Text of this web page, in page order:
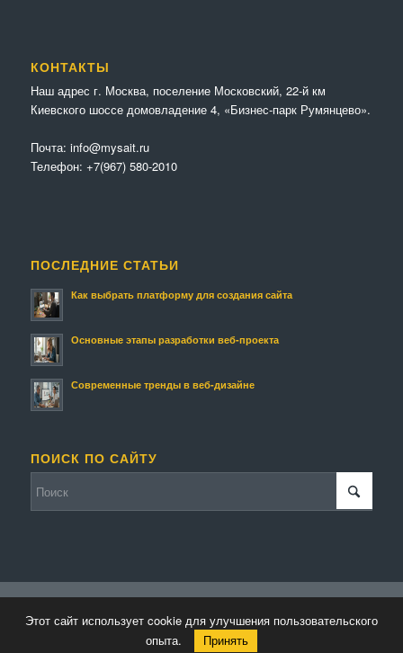
КОНТАКТЫ
Наш адрес г. Москва, поселение Московский, 22-й км
Киевского шоссе домовладение 4, «Бизнес-парк Румянцево».
Почта: info@mysait.ru
Телефон: +7(967) 580-2010
ПОСЛЕДНИЕ СТАТЬИ
Как выбрать платформу для создания сайта
Основные этапы разработки веб-проекта
Современные тренды в веб-дизайне
ПОИСК ПО САЙТУ
by Kriesi
Этот сайт использует cookie для улучшения пользовательского
опыта.
Принять